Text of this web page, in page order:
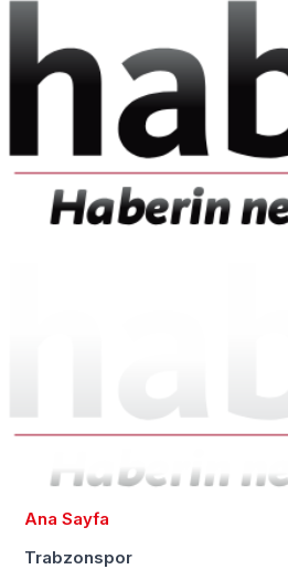
Ana Sayfa
Trabzonspor